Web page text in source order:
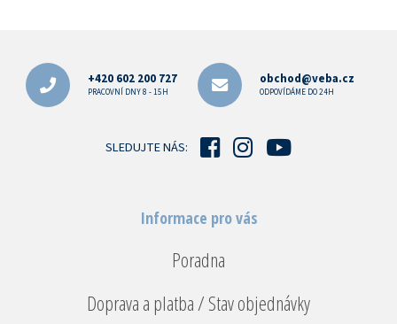
+420 602 200 727
PRACOVNÍ DNY 8 - 15H
obchod@veba.cz
ODPOVÍDÁME DO 24H
SLEDUJTE NÁS:
Informace pro vás
Poradna
Doprava a platba / Stav objednávky